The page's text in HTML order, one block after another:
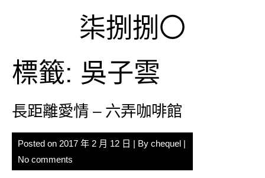
柒捌捌〇
標籤: 吳子雲
長距離愛情 – 六弄咖啡館
Posted on 2017 年 2 月 12 日 | By chequel |
No comments